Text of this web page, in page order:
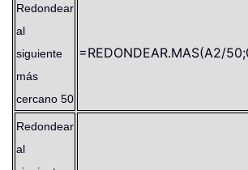
Redondear
al
siguiente
más
cercano 50
=REDONDEAR.MAS(A2/
Redondear
al